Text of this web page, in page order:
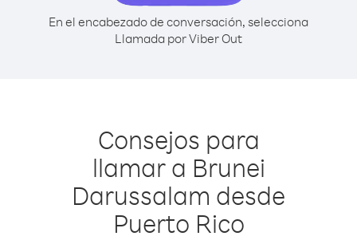
En el encabezado de conversación, selecciona
Llamada por Viber Out
Consejos para
llamar a Brunei
Darussalam desde
Puerto Rico